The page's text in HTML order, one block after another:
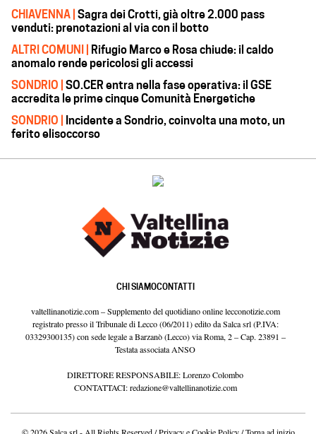
CHIAVENNA | Sagra dei Crotti, già oltre 2.000 pass
venduti: prenotazioni al via con il botto
ALTRI COMUNI | Rifugio Marco e Rosa chiude: il caldo
anomalo rende pericolosi gli accessi
SONDRIO | SO.CER entra nella fase operativa: il GSE
accredita le prime cinque Comunità Energetiche
SONDRIO | Incidente a Sondrio, coinvolta una moto, un
ferito elisoccorso
CHI SIAMOCONTATTI
valtellinanotizie.com – Supplemento del quotidiano online lecconotizie.com
registrato presso il Tribunale di Lecco (06/2011) edito da Salca srl (P.IVA:
03329300135) con sede legale a Barzanò (Lecco) via Roma, 2 – Cap. 23891 –
Testata associata ANSO
DIRETTORE RESPONSABILE: Lorenzo Colombo
CONTATTACI:redazione@valtellinanotizie.com